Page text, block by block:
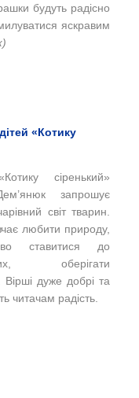
будуть радісно
яскравим
«Котику
сіренький»
запрошує
світ тварин.
любити природу,
ставитися до
оберігати
Вірші дуже добрі та
читачам радість.